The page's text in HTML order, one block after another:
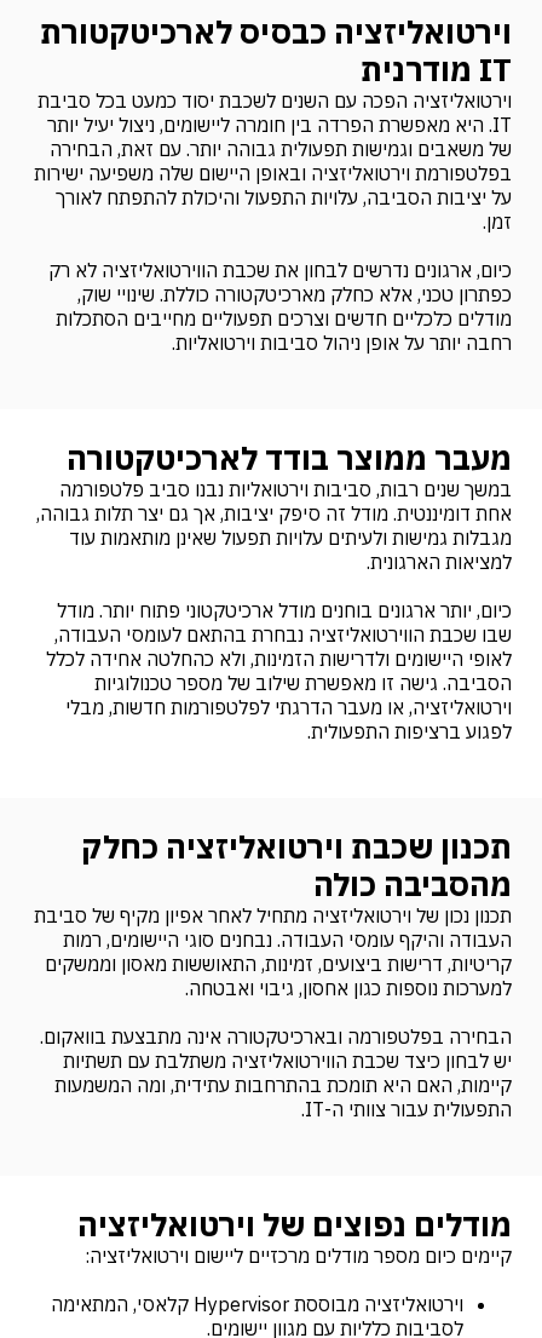
וירטואליזציה כבסיס לארכיטקטורת
IT מודרנית
וירטואליזציה הפכה עם השנים לשכבת יסוד כמעט בכל סביבת
IT. היא מאפשרת הפרדה בין חומרה ליישומים, ניצול יעיל יותר
של משאבים וגמישות תפעולית גבוהה יותר. עם זאת, הבחירה
בפלטפורמת וירטואליזציה ובאופן היישום שלה משפיעה ישירות
על יציבות הסביבה, עלויות התפעול והיכולת להתפתח לאורך
זמן.
כיום, ארגונים נדרשים לבחון את שכבת הווירטואליזציה לא רק
כפתרון טכני, אלא כחלק מארכיטקטורה כוללת. שינויי שוק,
מודלים כלכליים חדשים וצרכים תפעוליים מחייבים הסתכלות
רחבה יותר על אופן ניהול סביבות וירטואליות.
מעבר ממוצר בודד לארכיטקטורה
במשך שנים רבות, סביבות וירטואליות נבנו סביב פלטפורמה
אחת דומיננטית. מודל זה סיפק יציבות, אך גם יצר תלות גבוהה,
מגבלות גמישות ולעיתים עלויות תפעול שאינן מותאמות עוד
למציאות הארגונית.
כיום, יותר ארגונים בוחנים מודל ארכיטקטוני פתוח יותר. מודל
שבו שכבת הווירטואליזציה נבחרת בהתאם לעומסי העבודה,
לאופי היישומים ולדרישות הזמינות, ולא כהחלטה אחידה לכלל
הסביבה. גישה זו מאפשרת שילוב של מספר טכנולוגיות
וירטואליזציה, או מעבר הדרגתי לפלטפורמות חדשות, מבלי
לפגוע ברציפות התפעולית.
תכנון שכבת וירטואליזציה כחלק
מהסביבה כולה
תכנון נכון של וירטואליזציה מתחיל לאחר אפיון מקיף של סביבת
העבודה והיקף עומסי העבודה. נבחנים סוגי היישומים, רמות
קריטיות, דרישות ביצועים, זמינות, התאוששות מאסון וממשקים
למערכות נוספות כגון אחסון, גיבוי ואבטחה.
הבחירה בפלטפורמה ובארכיטקטורה אינה מתבצעת בוואקום.
יש לבחון כיצד שכבת הווירטואליזציה משתלבת עם תשתיות
קיימות, האם היא תומכת בהתרחבות עתידית, ומה המשמעות
התפעולית עבור צוותי ה-IT.
מודלים נפוצים של וירטואליזציה
קיימים כיום מספר מודלים מרכזיים ליישום וירטואליזציה:
וירטואליזציה מבוססת Hypervisor קלאסי, המתאימה
לסביבות כלליות עם מגוון יישומים.